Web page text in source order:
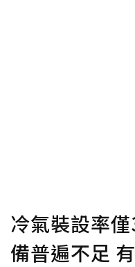
冷氣裝設率
備普遍不足